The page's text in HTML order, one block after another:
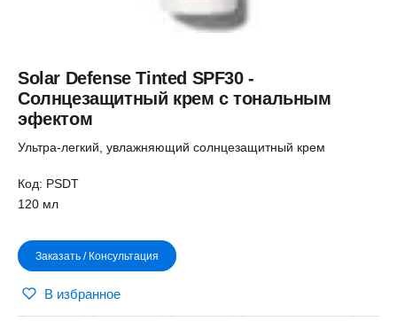
Solar Defense Tinted SPF30 -
Солнцезащитный крем с тональным
эфектом
Ультра-легкий, увлажняющий солнцезащитный крем
Код: PSDT
120 мл
Заказать / Консультация
В избранное